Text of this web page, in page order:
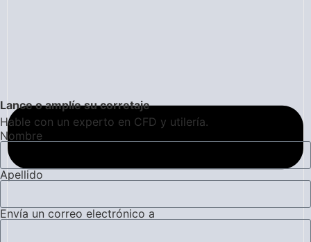
Lance o amplíe su corretaje
Hable con un experto en CFD y utilería.
Nombre
Apellido
Envía un correo electrónico a